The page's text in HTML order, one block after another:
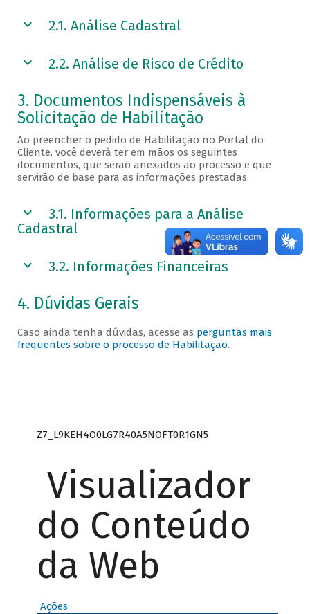
2.1. Análise Cadastral
2.2. Análise de Risco de Crédito
3. Documentos Indispensáveis à
Solicitação de Habilitação
Ao preencher o pedido de Habilitação no Portal do
Cliente, você deverá ter em mãos os seguintes
documentos, que serão anexados ao processo e que
servirão de base para as informações prestadas.
3.1. Informações para a Análise
Cadastral
3.2. Informações Financeiras
4. Dúvidas Gerais
Caso ainda tenha dúvidas, acesse as perguntas mais
frequentes sobre o processo de Habilitação.
Z7_L9KEH4O0LG7R40A5NOFT0R1GN5
Visualizador
do Conteúdo
da Web
Ações